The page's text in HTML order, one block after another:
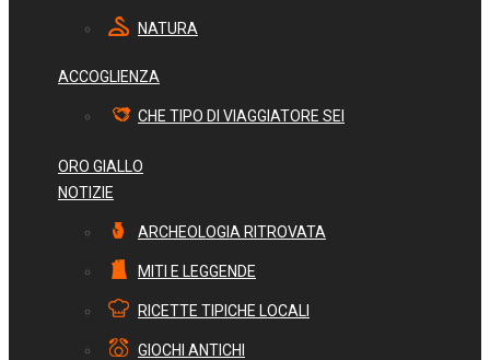
NATURA
ACCOGLIENZA
CHE TIPO DI VIAGGIATORE SEI
ORO GIALLO
NOTIZIE
ARCHEOLOGIA RITROVATA
MITI E LEGGENDE
RICETTE TIPICHE LOCALI
GIOCHI ANTICHI